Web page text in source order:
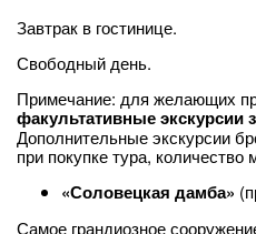
Завтрак в гостинице.
Свободный день.
Примечание: для желающих
факультативные экскурсии
Дополнительные экскурсии
при покупке тура, количество
«Соловецкая дамба»
Самое грандиозное